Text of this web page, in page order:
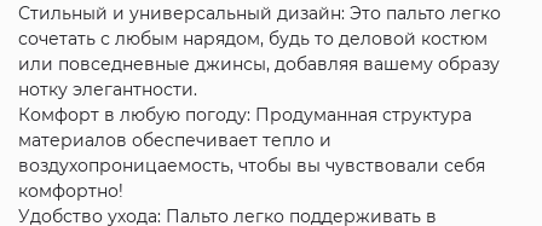
Стильный и универсальный дизайн: Это пальто легко
сочетать с любым нарядом, будь то деловой костюм
или повседневные джинсы, добавляя вашему образу
нотку элегантности.
Комфорт в любую погоду: Продуманная структура
материалов обеспечивает тепло и
воздухопроницаемость, чтобы вы чувствовали себя
комфортно!
Удобство ухода: Пальто легко поддерживать в